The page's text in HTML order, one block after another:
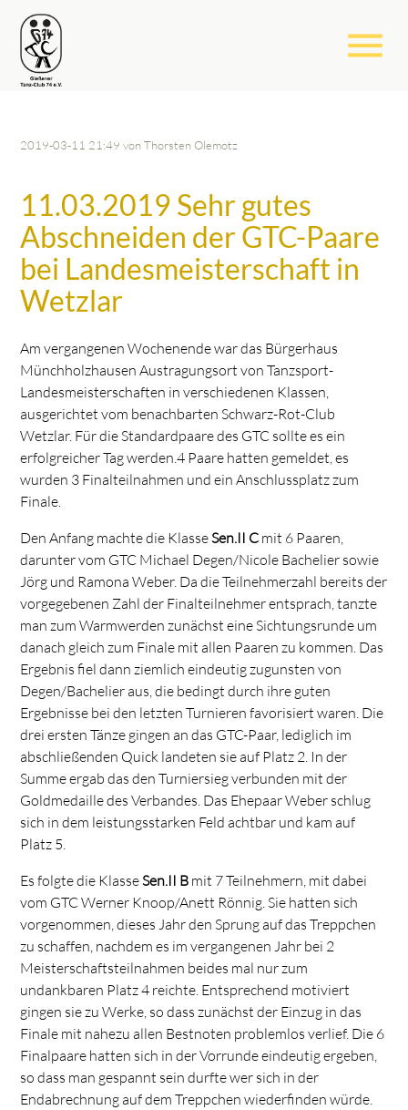
menu
2019-03-11 21:49 von Thorsten Olemotz
11.03.2019 Sehr gutes
Abschneiden der GTC-Paare
bei Landesmeisterschaft in
Wetzlar
Am vergangenen Wochenende war das Bürgerhaus
Münchholzhausen Austragungsort von Tanzsport-
Landesmeisterschaften in verschiedenen Klassen,
ausgerichtet vom benachbarten Schwarz-Rot-Club
Wetzlar. Für die Standardpaare des GTC sollte es ein
erfolgreicher Tag werden.4 Paare hatten gemeldet, es
wurden 3 Finalteilnahmen und ein Anschlussplatz zum
Finale.
Den Anfang machte die KlasseSen.II C mit 6 Paaren,
darunter vom GTC Michael Degen/Nicole Bachelier sowie
Jörg und Ramona Weber. Da die Teilnehmerzahl bereits der
vorgegebenen Zahl der Finalteilnehmer entsprach, tanzte
man zum Warmwerden zunächst eine Sichtungsrunde um
danach gleich zum Finale mit allen Paaren zu kommen. Das
Ergebnis fiel dann ziemlich eindeutig zugunsten von
Degen/Bachelier aus, die bedingt durch ihre guten
Ergebnisse bei den letzten Turnieren favorisiert waren. Die
drei ersten Tänze gingen an das GTC-Paar, lediglich im
abschließenden Quick landeten sie auf Platz 2. In der
Summe ergab das den Turniersieg verbunden mit der
Goldmedaille des Verbandes. Das Ehepaar Weber schlug
sich in dem leistungsstarken Feld achtbar und kam auf
Platz 5.
Es folgte die KlasseSen.II B mit 7 Teilnehmern, mit dabei
vom GTC Werner Knoop/Anett Rönnig. Sie hatten sich
vorgenommen, dieses Jahr den Sprung auf das Treppchen
zu schaffen, nachdem es im vergangenen Jahr bei 2
Meisterschaftsteilnahmen beides mal nur zum
undankbaren Platz 4 reichte. Entsprechend motiviert
gingen sie zu Werke, so dass zunächst der Einzug in das
Finale mit nahezu allen Bestnoten problemlos verlief. Die 6
Finalpaare hatten sich in der Vorrunde eindeutig ergeben,
so dass man gespannt sein durfte wer sich in der
Endabrechnung auf dem Treppchen wiederfinden würde.